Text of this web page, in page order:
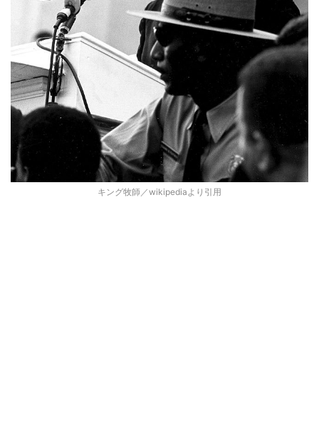
キング牧師／wikipediaより引用